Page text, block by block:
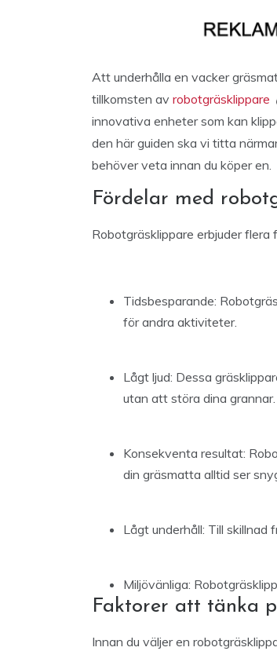
Att underhålla en vacker
tillkomsten av robotgräsklippare
innovativa enheter som kan
den här guiden ska vi titta
behöver veta innan du köper en.
Fördelar med
Robotgräsklippare erbjuder
Tidsbesparande:
för andra aktiviteter.
Lågt ljud: Dessa
utan att störa dina grannar.
Konsekventa resultat:
din gräsmatta alltid ser
Lågt underhåll: Till skillnad
Miljövänliga:
Faktorer att tänka
Innan du väljer en